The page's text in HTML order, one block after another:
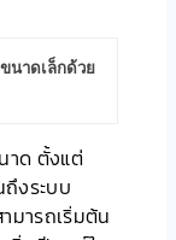
นาดเล็กด้วย
าด ตั้งแต่
งระบบ
มารถเริ่มต้น